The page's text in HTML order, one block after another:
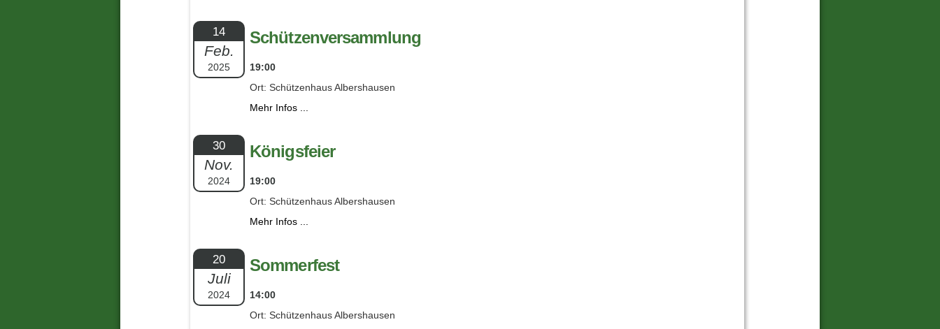
14
Feb.
2025
Schützenversammlung
19:00
Ort: Schützenhaus Albershausen
Mehr Infos ...
30
Nov.
2024
Königsfeier
19:00
Ort: Schützenhaus Albershausen
Mehr Infos ...
20
Juli
2024
Sommerfest
14:00
Ort: Schützenhaus Albershausen